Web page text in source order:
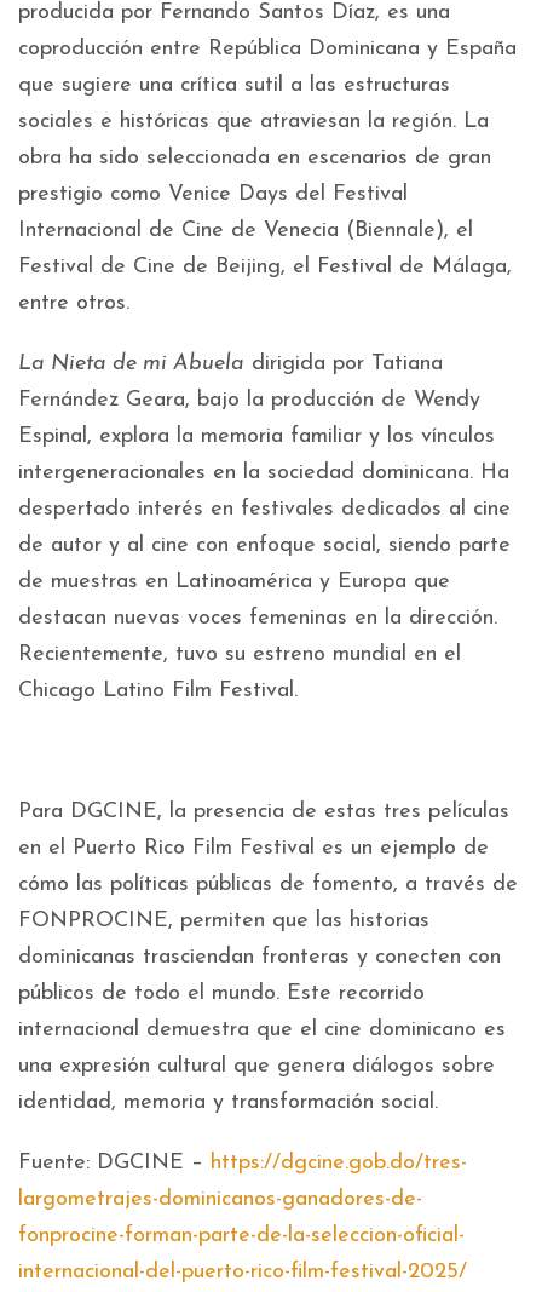
producida por Fernando Santos Díaz, es una
coproducción entre República Dominicana y España
que sugiere una crítica sutil a las estructuras
sociales e históricas que atraviesan la región. La
obra ha sido seleccionada en escenarios de gran
prestigio como Venice Days del Festival
Internacional de Cine de Venecia (Biennale), el
Festival de Cine de Beijing, el Festival de Málaga,
entre otros.
La Nieta de mi Abuela dirigida por Tatiana
Fernández Geara, bajo la producción de Wendy
Espinal, explora la memoria familiar y los vínculos
intergeneracionales en la sociedad dominicana. Ha
despertado interés en festivales dedicados al cine
de autor y al cine con enfoque social, siendo parte
de muestras en Latinoamérica y Europa que
destacan nuevas voces femeninas en la dirección.
Recientemente, tuvo su estreno mundial en el
Chicago Latino Film Festival.
Para DGCINE, la presencia de estas tres películas
en el Puerto Rico Film Festival es un ejemplo de
cómo las políticas públicas de fomento, a través de
FONPROCINE, permiten que las historias
dominicanas trasciendan fronteras y conecten con
públicos de todo el mundo. Este recorrido
internacional demuestra que el cine dominicano es
una expresión cultural que genera diálogos sobre
identidad, memoria y transformación social.
Fuente: DGCINE – https://dgcine.gob.do/tres-
largometrajes-dominicanos-ganadores-de-
fonprocine-forman-parte-de-la-seleccion-oficial-
internacional-del-puerto-rico-film-festival-2025/